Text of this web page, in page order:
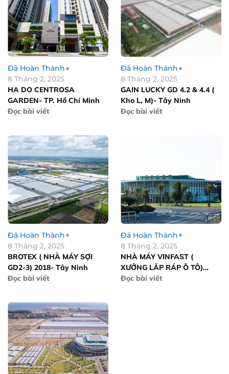
Đã Hoàn Thành
8 Tháng 2, 2025
HA DO CENTROSA
GARDEN- TP. Hồ Chí Minh
Đọc bài viết
Đã Hoàn Thành
8 Tháng 2, 2025
GAIN LUCKY GD 4.2 & 4.4 (
Kho L, M)- Tây Ninh
Đọc bài viết
Đã Hoàn Thành
8 Tháng 2, 2025
BROTEX ( NHÀ MÁY SỢI
GD2-3) 2018- Tây Ninh
Đọc bài viết
Đã Hoàn Thành
8 Tháng 2, 2025
NHÀ MÁY VINFAST (
XƯỞNG LĂP RÁP Ô TÔ)
Factory- Cát Hải, Hải Phòng
Đọc bài viết